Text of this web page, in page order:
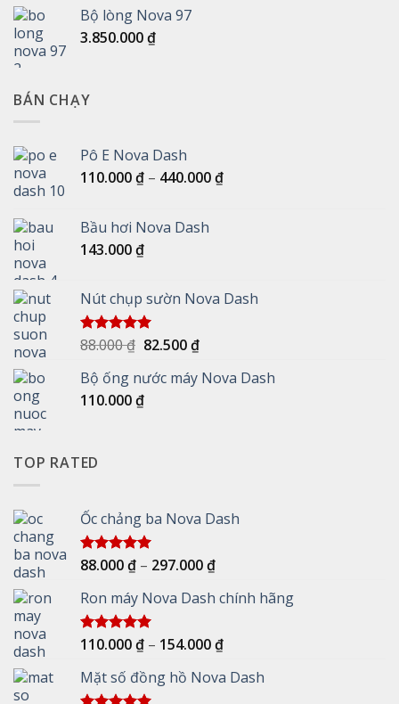
Bộ lòng Nova 97
3.850.000₫
BÁN CHẠY
Pô E Nova Dash
110.000₫ – 440.000₫Khoảng
Bầu hơi Nova Dash
143.000₫
Nút chụp sườn Nova Dash
Được xếp
5.00
5 sao
88.000₫ Giá
là:
88.000 ₫.
82.500₫Giá
tại
Bộ ống nước máy Nova Dash
110.000₫
TOP RATED
Ốc chảng ba Nova Dash
Được xếp
5.00
5 sao
88.000₫ – 297.000₫Khoảng
từ
đến
297.000 ₫
Ron máy Nova Dash chính hãng
Được xếp
5.00
5 sao
110.000₫ – 154.000₫Khoảng
từ
Mặt số đồng hồ Nova Dash